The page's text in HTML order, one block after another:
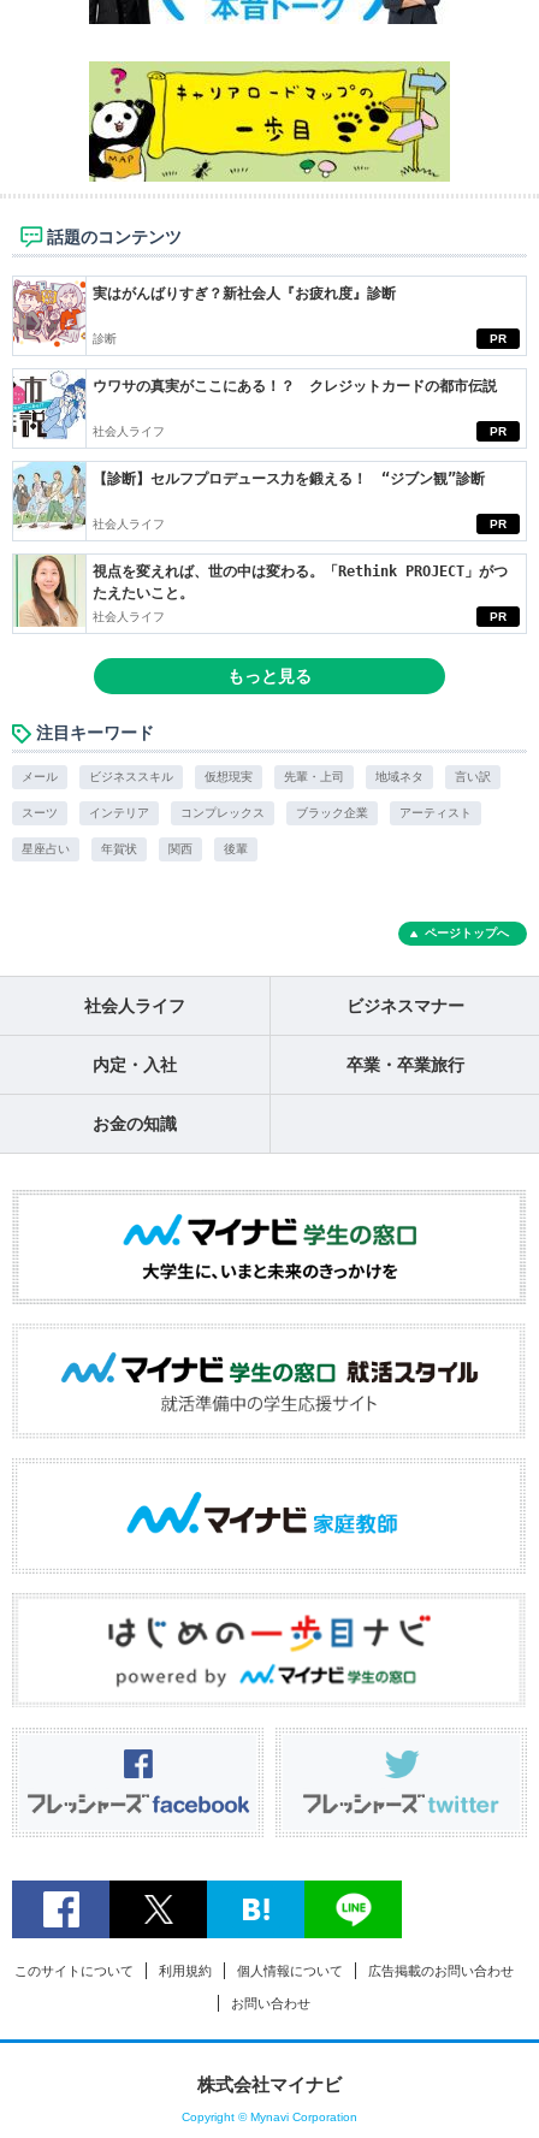
話題のコンテンツ
PR
実はがんばりすぎ？新社会人『お疲れ度』診断
診断
PR
ウワサの真実がここにある！？ クレジットカードの都市伝説
社会人ライフ
PR
【診断】セルフプロデュース力を鍛える！ “ジブン観”診断
社会人ライフ
PR
視点を変えれば、世の中は変わる。「Rethink PROJECT」がつ
たえたいこと。
社会人ライフ
もっと見る
注目キーワード
メール ビジネススキル 仮想現実 先輩・上司 地域ネタ 言い訳
スーツ インテリア コンプレックス ブラック企業 アーティスト
星座占い 年賀状 関西 後輩
ページトップへ
社会人ライフ ビジネスマナー
内定・入社 卒業・卒業旅行
お金の知識
このサイトについて 利用規約 個人情報について 広告掲載のお問い合わせ
お問い合わせ
株式会社マイナビ
Copyright © Mynavi Corporation